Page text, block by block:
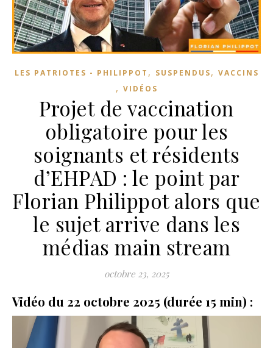
LES PATRIOTES - PHILIPPOT , SUSPENDUS, VACCINS
, VIDÉOS
Projet de vaccination
obligatoire pour les
soignants et résidents
d’EHPAD : le point par
Florian Philippot alors que
le sujet arrive dans les
médias main stream
octobre 23, 2025
Vidéo du 22 octobre 2025 (durée 15 min) :